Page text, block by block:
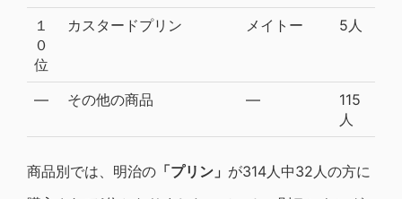
１
０
位
カスタードプリン メイトー 5人
― その他の商品 ―
115
人
商品別では、明治の 「プリン」 が314人中32人の方に